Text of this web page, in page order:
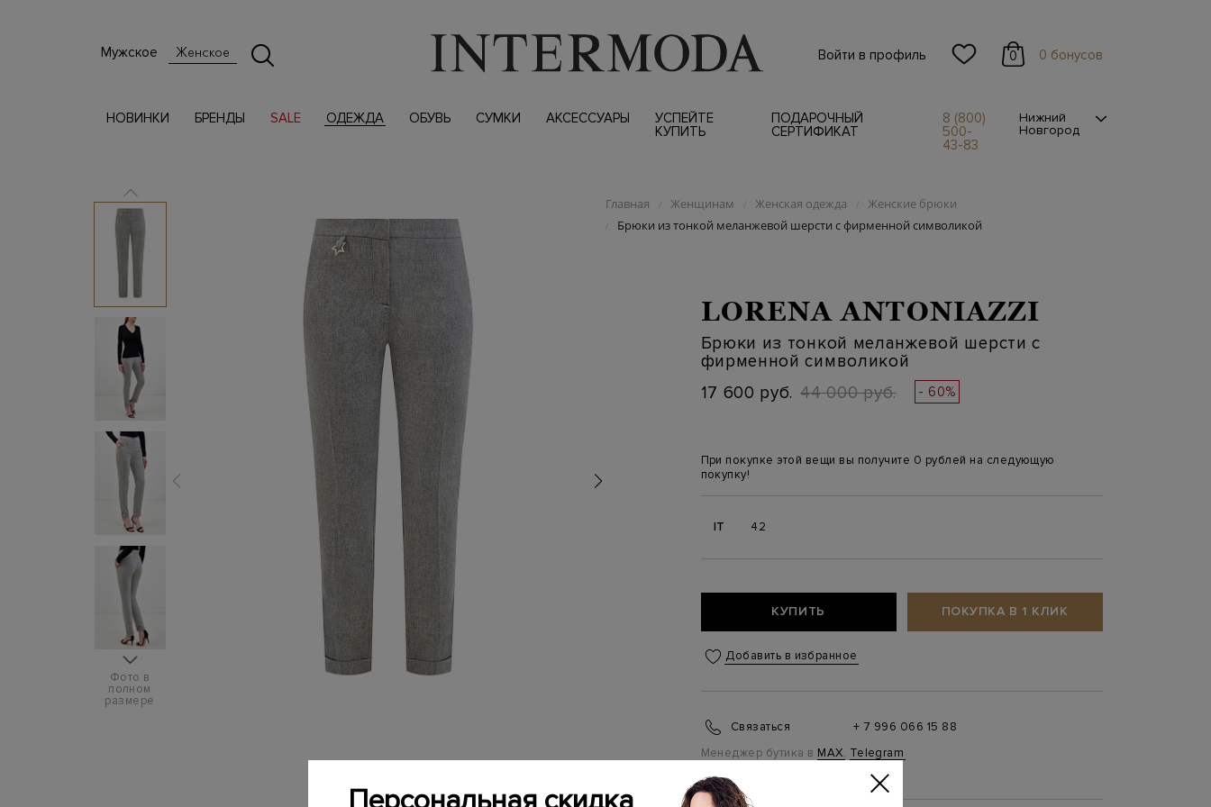
Мужское Женское Войти в профиль 0 0 бонусов
НОВИНКИ БРЕНДЫ SALE ОДЕЖДА ОБУВЬ СУМКИ АКСЕССУАРЫ
УСПЕЙТЕ
КУПИТЬ
ПОДАРОЧНЫЙ
СЕРТИФИКАТ
8 (800)
500-
43-83
Нижний
Новгород
Фото в
полном
размере
Главная / Женщинам / Женская одежда / Женские брюки
/ Брюки из тонкой меланжевой шерсти с фирменной символикой
LORENA ANTONIAZZI
Брюки из тонкой меланжевой шерсти с
фирменной символикой
17 600 руб. 44 000 руб. - 60%
При покупке этой вещи вы получите 0 рублей на следующую
покупку!
IT 42
КУПИТЬ ПОКУПКА В 1 КЛИК
Добавить в избранное
Связаться
+ 7 996 066 15 88
Менеджер бутика в MAX, Telegram